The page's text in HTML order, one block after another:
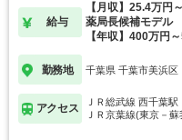
給与
【月収】25.4万円
薬局長候補モデル
【年収】400万円
勤務地 千葉県 千葉市美浜区
アクセス
ＪＲ総武線 西千葉駅
ＪＲ京葉線(東京－